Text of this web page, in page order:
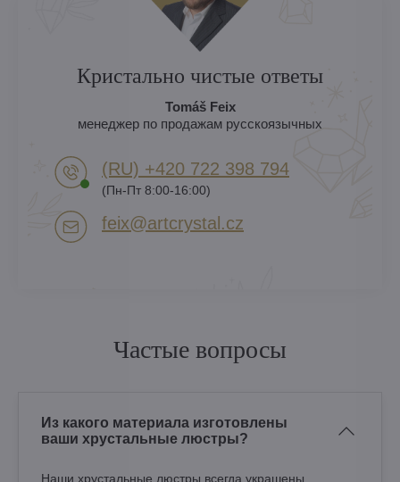
Кристально чистые ответы
Tomáš Feix
менеджер по продажам русскоязычных
(RU) +420 722 398 794​
(Пн-Пт 8:00-16:00)
feix​@artcrystal​.cz
Частые вопросы
Из какого материала изготовлены
ваши хрустальные люстры?
Наши хрустальные люстры всегда украшены